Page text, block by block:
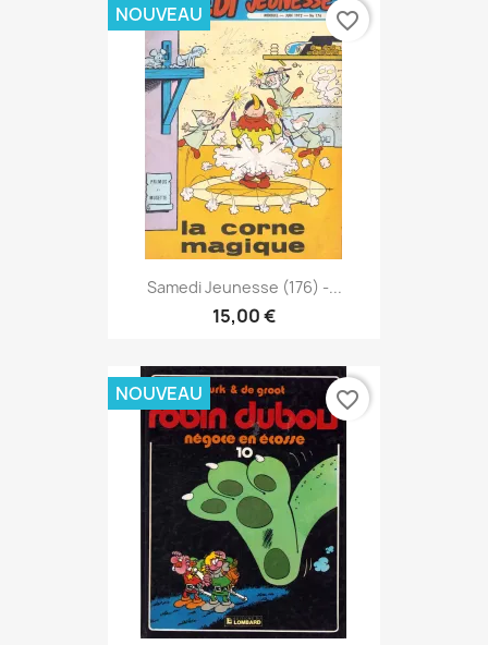
Samedi Jeunesse (176) -...
15,00 €
NOUVEAU favorite_border
NOUVEAU favorite_border